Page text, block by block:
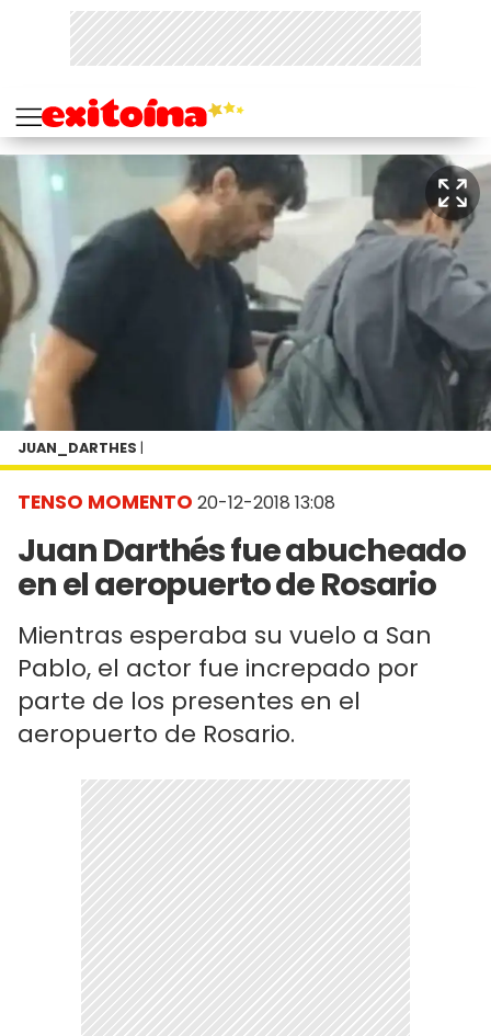
TENSO MOMENTO 20-12-2018 13:08
Juan Darthés fue abucheado
en el aeropuerto de Rosario
Mientras esperaba su vuelo a San
Pablo, el actor fue increpado por
parte de los presentes en el
aeropuerto de Rosario.
JUAN_DARTHES |